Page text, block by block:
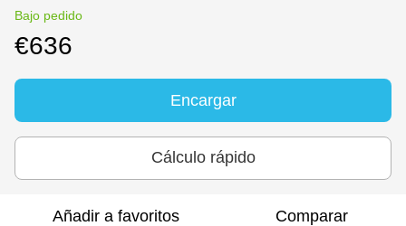
Bajo pedido
€636
Encargar
Cálculo rápido
Añadir a favoritos Comparar